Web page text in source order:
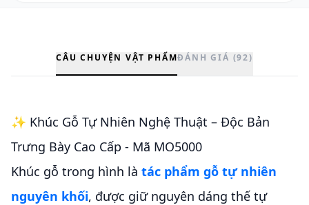
CÂU CHUYỆN VẬT PHẨMĐÁNH GIÁ (92)
✨ Khúc Gỗ Tự Nhiên Nghệ Thuật – Độc Bản
Trưng Bày Cao Cấp - Mã MO5000
Khúc gỗ trong hình là tác phẩm gỗ tự nhiên
nguyên khối, được giữ nguyên dáng thế tự